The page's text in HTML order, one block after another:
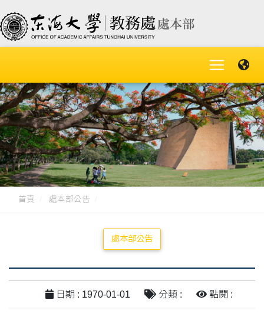
首頁 處本部公告
處本部公告
日期 : 1970-01-01 分類 : 點閱 :